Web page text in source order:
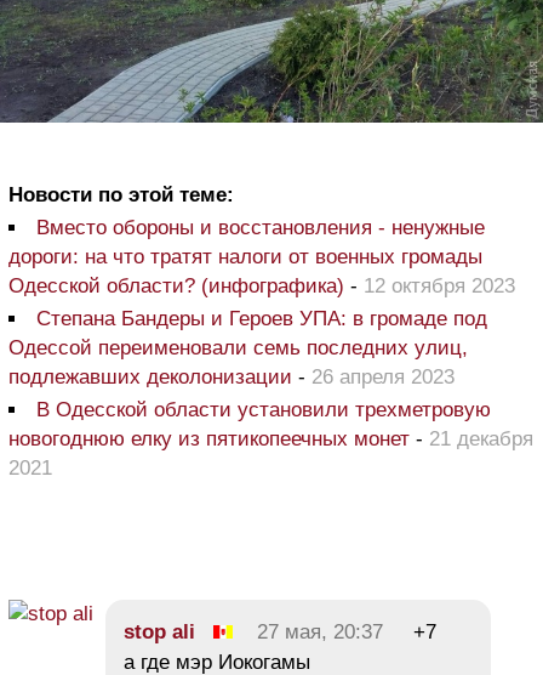
Новости по этой теме:
Вместо обороны и восстановления - ненужные
дороги: на что тратят налоги от военных громады
Одесской области? (инфографика) - 12 октября 2023
Степана Бандеры и Героев УПА: в громаде под
Одессой переименовали семь последних улиц,
подлежавших деколонизации - 26 апреля 2023
В Одесской области установили трехметровую
новогоднюю елку из пятикопеечных монет - 21 декабря
2021
stop ali 27 мая, 20:37
+7
а где мэр Иокогамы